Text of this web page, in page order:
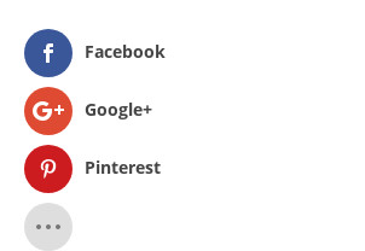
Facebook
Google+
Pinterest